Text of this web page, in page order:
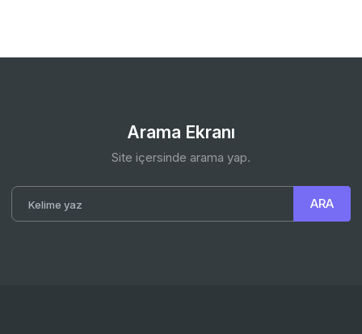
Arama Ekranı
Site içersinde arama yap.